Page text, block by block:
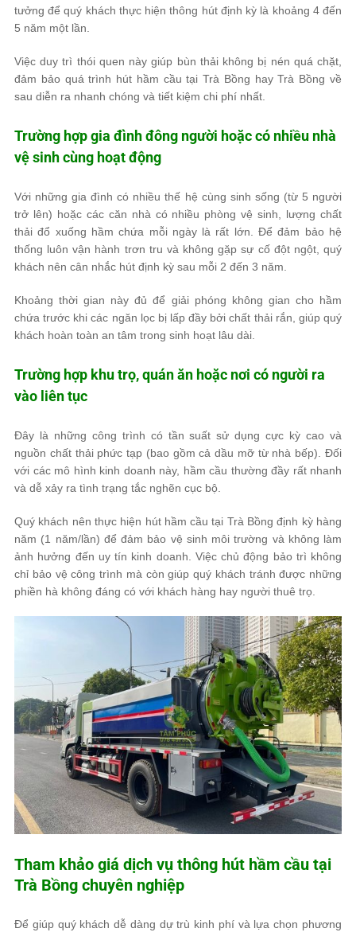
tưởng để quý khách thực hiện thông hút định kỳ là khoảng 4 đến
5 năm một lần.
Việc duy trì thói quen này giúp bùn thải không bị nén quá chặt,
đảm bảo quá trình hút hầm cầu tại Trà Bồng hay Trà Bồng về
sau diễn ra nhanh chóng và tiết kiệm chi phí nhất.
Trường hợp gia đình đông người hoặc có nhiều nhà
vệ sinh cùng hoạt động
Với những gia đình có nhiều thế hệ cùng sinh sống (từ 5 người
trở lên) hoặc các căn nhà có nhiều phòng vệ sinh, lượng chất
thải đổ xuống hầm chứa mỗi ngày là rất lớn. Để đảm bảo hệ
thống luôn vận hành trơn tru và không gặp sự cố đột ngột, quý
khách nên cân nhắc hút định kỳ sau mỗi 2 đến 3 năm.
Khoảng thời gian này đủ để giải phóng không gian cho hầm
chứa trước khi các ngăn lọc bị lấp đầy bởi chất thải rắn, giúp quý
khách hoàn toàn an tâm trong sinh hoạt lâu dài.
Trường hợp khu trọ, quán ăn hoặc nơi có người ra
vào liên tục
Đây là những công trình có tần suất sử dụng cực kỳ cao và
nguồn chất thải phức tạp (bao gồm cả dầu mỡ từ nhà bếp). Đối
với các mô hình kinh doanh này, hầm cầu thường đầy rất nhanh
và dễ xảy ra tình trạng tắc nghẽn cục bộ.
Quý khách nên thực hiện hút hầm cầu tại Trà Bồng định kỳ hàng
năm (1 năm/lần) để đảm bảo vệ sinh môi trường và không làm
ảnh hưởng đến uy tín kinh doanh. Việc chủ động bảo trì không
chỉ bảo vệ công trình mà còn giúp quý khách tránh được những
phiền hà không đáng có với khách hàng hay người thuê trọ.
Tham khảo giá dịch vụ thông hút hầm cầu tại
Trà Bồng chuyên nghiệp
Để giúp quý khách dễ dàng dự trù kinh phí và lựa chọn phương